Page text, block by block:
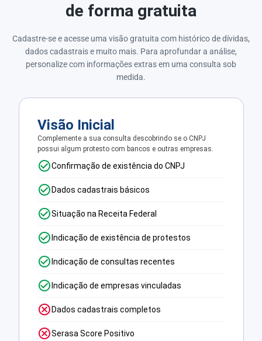
de forma gratuita
Cadastre-se e acesse uma visão gratuita com histórico de dívidas,
dados cadastrais e muito mais. Para aprofundar a análise,
personalize com informações extras em uma consulta sob
medida.
Visão Inicial
Complemente a sua consulta descobrindo se o CNPJ
possui algum protesto com bancos e outras empresas.
Confirmação de existência do CNPJ
Dados cadastrais básicos
Situação na Receita Federal
Indicação de existência de protestos
Indicação de consultas recentes
Indicação de empresas vinculadas
Dados cadastrais completos
Serasa Score Positivo